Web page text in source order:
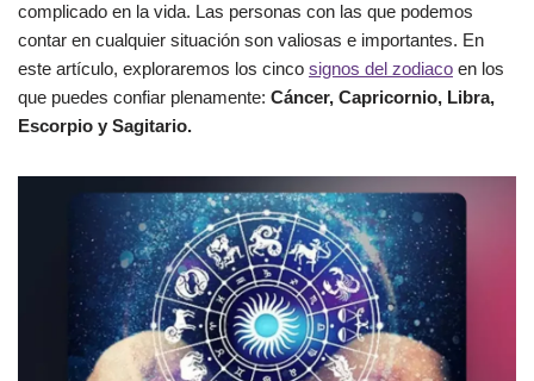
complicado en la vida. Las personas con las que podemos
contar en cualquier situación son valiosas e importantes. En
este artículo, exploraremos los cinco signos del zodiaco en los
que puedes confiar plenamente: Cáncer, Capricornio, Libra,
Escorpio y Sagitario.